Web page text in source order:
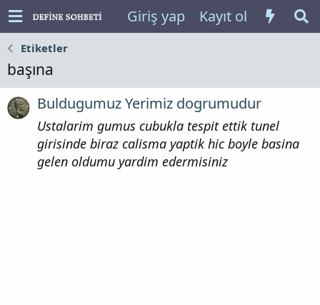
Giriş yap Kayıt ol
Etiketler
başına
Buldugumuz Yerimiz dogrumudur
Ustalarim gumus cubukla tespit ettik tunel
girisinde biraz calisma yaptik hic boyle basina
gelen oldumu yardim edermisiniz